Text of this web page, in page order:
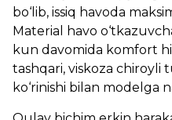
bo‘lib, issiq havoda
Material havo
kun davomida komfort
tashqari, viskoza chiroyli
ko‘rinishi bilan modelga